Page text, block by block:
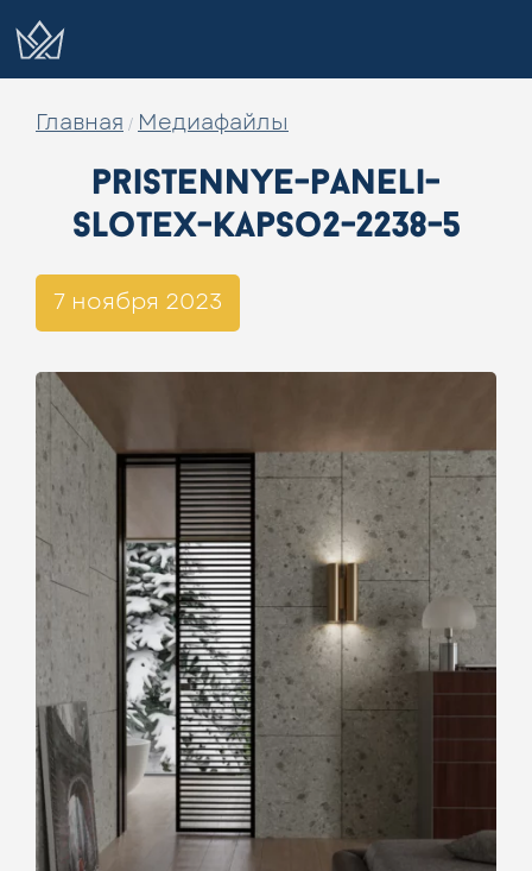
Главная / Медиафайлы
pristennye-paneli-
slotex-kapso2-2238-5
7 ноября 2023